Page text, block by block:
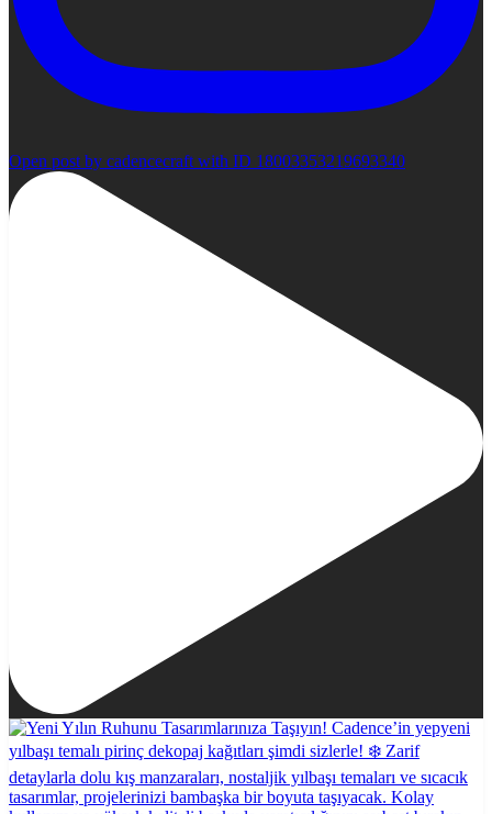
Open post by cadencecraft with ID 18003353219693340